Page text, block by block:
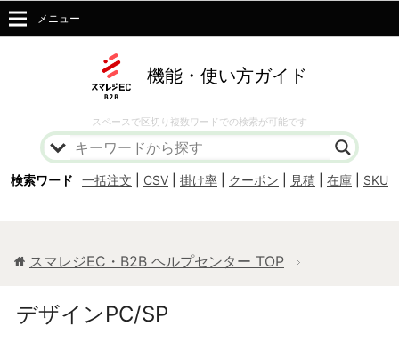
機能・使い方ガイド
スペースで区切り複数ワードでの検索が可能です
検索ワード 一括注文 CSV 掛け率 クーポン 見積 在庫 SKU
メニュー
スマレジEC・B2B ヘルプセンター TOP
デザインPC/SP